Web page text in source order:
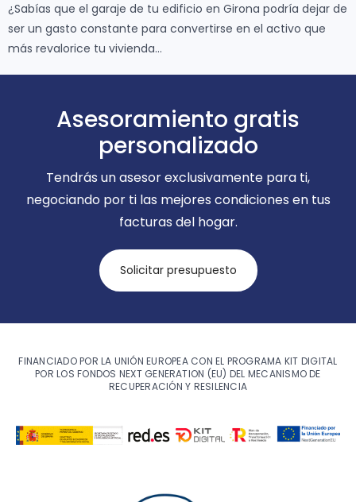
¿Sabías que el garaje de tu edificio en Girona podría dejar de
ser un gasto constante para convertirse en el activo que
más revalorice tu vivienda…
Asesoramiento gratis
personalizado
Tendrás un asesor exclusivamente para ti,
negociando por ti las mejores condiciones en tus
facturas del hogar.
Solicitar presupuesto
FINANCIADO POR LA UNIÓN EUROPEA CON EL PROGRAMA KIT DIGITAL
POR LOS FONDOS NEXT GENERATION (EU) DEL MECANISMO DE
RECUPERACIÓN Y RESILENCIA